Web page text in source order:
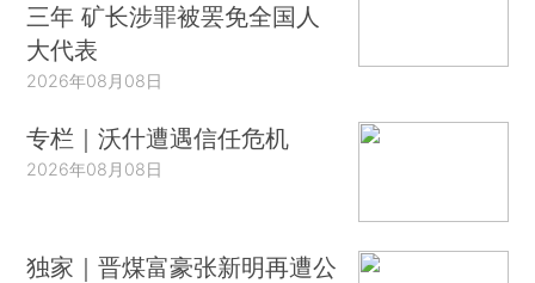
三年 矿长涉罪被罢免全国人
大代表
2026年08月08日
专栏｜沃什遭遇信任危机
2026年08月08日
独家｜晋煤富豪张新明再遭公